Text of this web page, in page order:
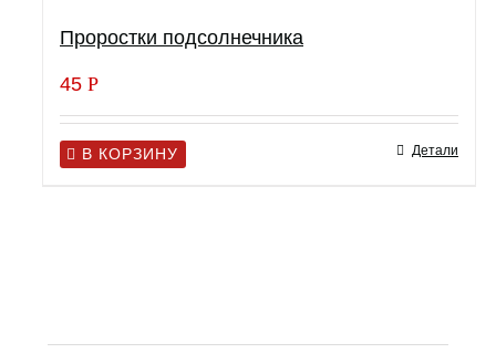
Проростки подсолнечника
45 Р
В КОРЗИНУ Детали